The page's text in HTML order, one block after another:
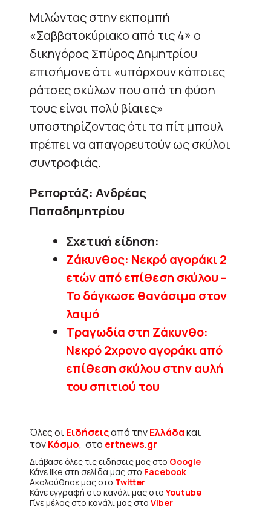
Μιλώντας στην εκπομπή
«Σαββατοκύριακο από τις 4» ο
δικηγόρος Σπύρος Δημητρίου
επισήμανε ότι «υπάρχουν κάποιες
ράτσες σκύλων που από τη φύση
τους είναι πολύ βίαιες»
υποστηρίζοντας ότι τα πίτ μπουλ
πρέπει να απαγορευτούν ως σκύλοι
συντροφιάς.
Ρεπορτάζ: Ανδρέας
Παπαδημητρίου
Σχετική είδηση:
Ζάκυνθος: Νεκρό αγοράκι 2
ετών από επίθεση σκύλου –
Το δάγκωσε θανάσιμα στον
λαιμό
Τραγωδία στη Ζάκυνθο:
Νεκρό 2χρονο αγοράκι από
επίθεση σκύλου στην αυλή
του σπιτιού του
Όλες οιΕιδήσειςαπό τηνΕλλάδακαι
τονΚόσμο, στο ertnews.gr
Διάβασε όλες τις ειδήσεις μας στο Google
Κάνε like στη σελίδα μας στο Facebook
Ακολούθησε μας στο Twitter
Κάνε εγγραφή στο κανάλι μας στοYoutube
Γίνε μέλος στο κανάλι μας στο Viber